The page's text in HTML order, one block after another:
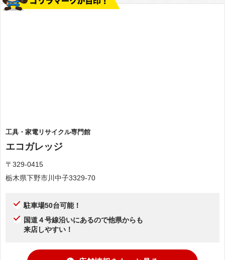
工具・家電リサイクル専門館
エコガレッジ
〒329-0415
栃木県下野市川中子3329-70
駐車場50台可能！
国道４号線沿いにあるので他県からも
来店しやすい！